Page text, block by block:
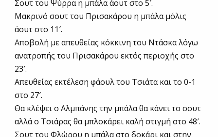
Σουτ του Ψύρρα η μπάλα άουτ στο 5′.
Μακρινό σουτ του Πρισακάρου η μπάλα μόλις
άουτ στο 11′.
Αποβολή με απευθείας κόκκινη του Ντάσκα λόγω
ανατροπής του Πρισακάρου εκτός περιοχής στο
23′.
Απευθείας εκτέλεση φάουλ του Τσιάτα και το 0-1
στο 27′.
Θα κλέψει ο Αλμπάνης την μπάλα θα κάνει το σουτ
αλλά ο Τσιάρας θα μπλοκάρει καλή στιγμή στο 48′.
Σουτ του Φλώρου η μπάλα στο δοκάρι και στην